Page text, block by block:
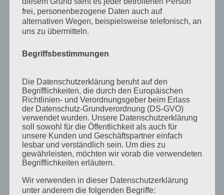
November 2011
Oktober 2011
August 2011
Juni 2011
Mai 2011
April 2011
März 2011
Februar 2011
Januar 2011
Dezember 2010
frei, personenbezogene Daten auch auf
alternativen Wegen, beispielsweise telefonisch, an
uns zu übermitteln.
Begriffsbestimmungen
Die Datenschutzerklärung beruht auf den
Begrifflichkeiten, die durch den Europäischen
Richtlinien- und Verordnungsgeber beim Erlass
der Datenschutz-Grundverordnung (DS-GVO)
verwendet wurden. Unsere Datenschutzerklärung
soll sowohl für die Öffentlichkeit als auch für
unsere Kunden und Geschäftspartner einfach
lesbar und verständlich sein. Um dies zu
gewährleisten, möchten wir vorab die verwendeten
Begrifflichkeiten erläutern.
Wir verwenden in dieser Datenschutzerklärung
unter anderem die folgenden Begriffe: